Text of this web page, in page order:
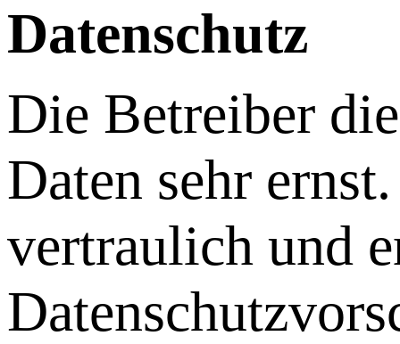
Datenschutz
Die Betreiber
Daten sehr
vertraulich und